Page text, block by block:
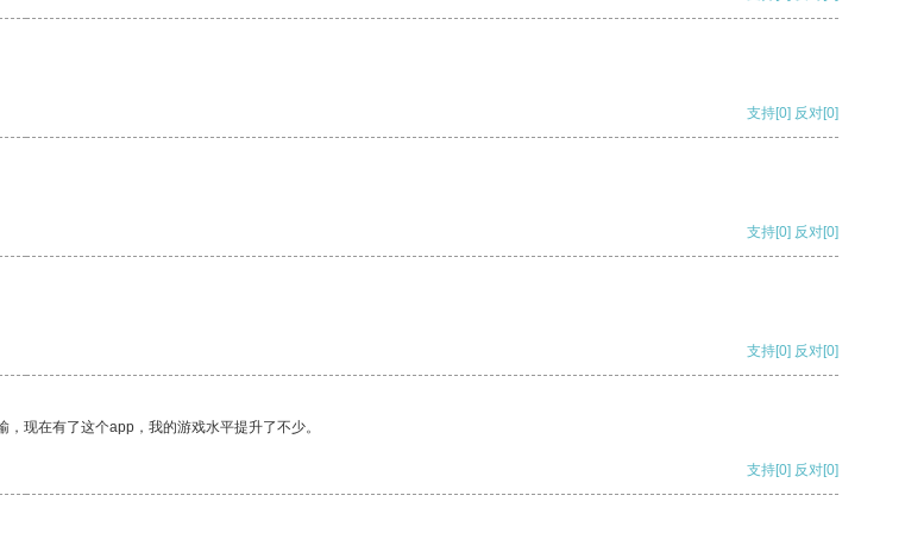
支持[0] 反对[0]
支持[0] 反对[0]
支持[0] 反对[0]
现在有了这个app，我的游戏水平提升了不少。
支持[0] 反对[0]